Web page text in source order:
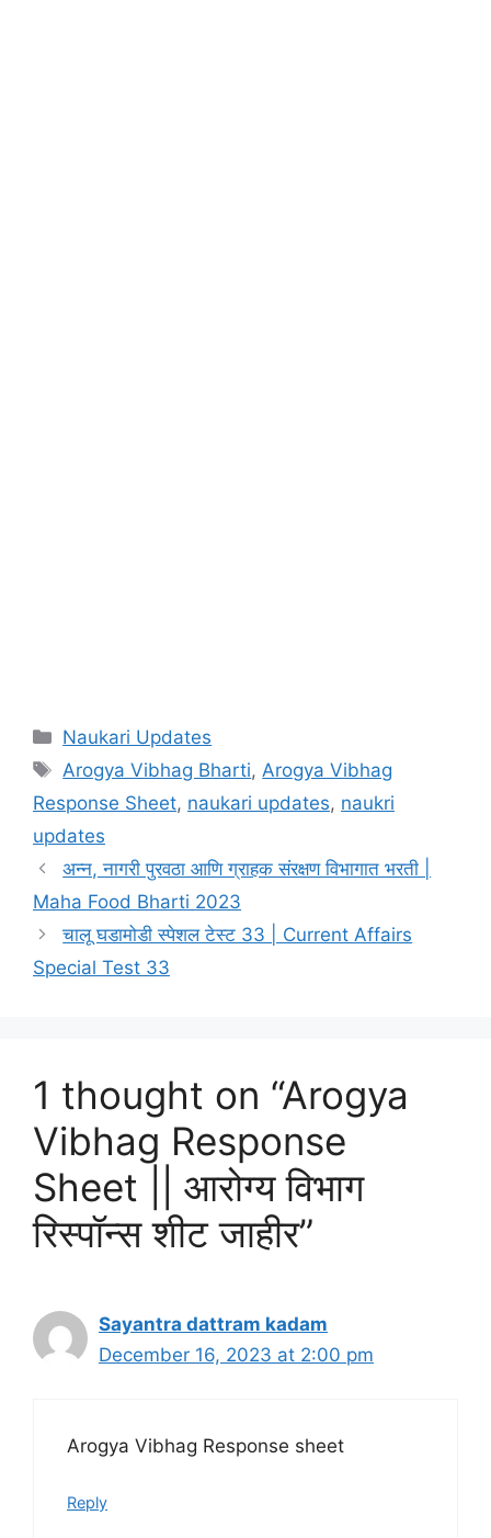
Categories
Naukari Updates
Tags
Arogya Vibhag Bharti, Arogya Vibhag
Response Sheet, naukari updates, naukri
updates
अन्न, नागरी पुरवठा आणि ग्राहक संरक्षण विभागात भरती |
Maha Food Bharti 2023
चालू घडामोडी स्पेशल टेस्ट 33 | Current Affairs
Special Test 33
1 thought on “Arogya
Vibhag Response
Sheet || आरोग्य विभाग
रिस्पॉन्स शीट जाहीर”
Sayantra dattram kadam
December 16, 2023 at 2:00 pm
Arogya Vibhag Response sheet
Reply